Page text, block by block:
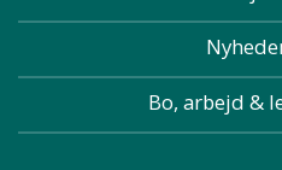
Bo, arbejd &